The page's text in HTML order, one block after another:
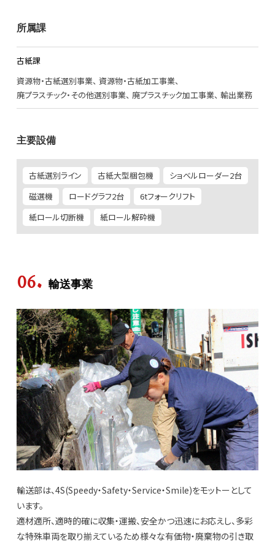
所属課
古紙課
資源物・古紙選別事業 資源物・古紙加工事業
廃プラスチック・その他選別事業 廃プラスチック加工事業 輸出業務
主要設備
古紙選別ライン 古紙大型梱包機
ショベルローダー2台
磁選機
ロードグラフ2台
6tフォークリフト
紙ロール切断機
紙ロール解砕機
輸送事業
輸送部は、4S(Speedy・Safety・Service・Smile)をモットーとして
います。
適材適所、適時的確に収集・運搬、安全かつ迅速にお応えし、多彩
な特殊車両を取り揃えているため様々な有価物・廃棄物の引き取